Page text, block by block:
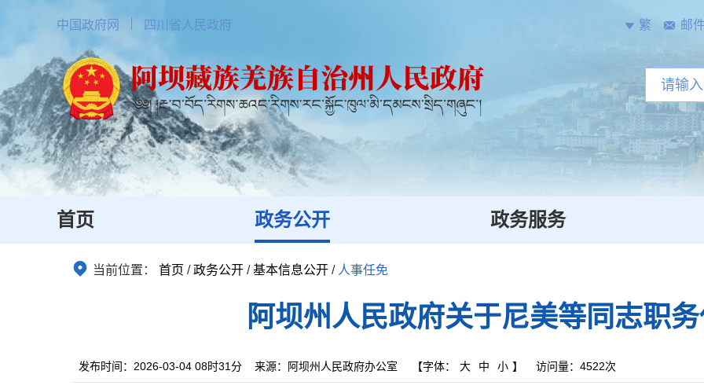
中国政府网 四川省人民政府 繁 邮
首页 政务公开 政务服务
当前位置： 首页 /政务公开 /基本信息公开 / 人事任免
阿坝州人民政府关于尼美等同志职
发布时间：2026-03-04 08时31分 来源：阿坝州人民政府办公室 【字体： 大 中 小 】 访问量： 4522次